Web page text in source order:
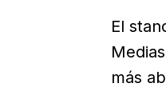
El
más